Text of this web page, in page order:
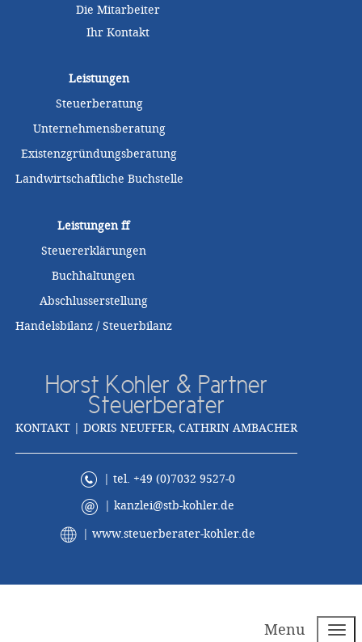
Die Mitarbeiter
Ihr Kontakt
Leistungen
Steuerberatung
Unternehmensberatung
Existenzgründungsberatung
Landwirtschaftliche Buchstelle
Leistungenff
Steuererklärungen
Buchhaltungen
Abschlusserstellung
Handelsbilanz / Steuerbilanz
Horst Kohler & Partner
Steuerberater
KONTAKT | DORIS NEUFFER, CATHRIN AMBACHER
| tel. +49 (0)7032 9527-0
kanzlei@stb-kohler.de
|www.steuerberater-kohler.de
Menu